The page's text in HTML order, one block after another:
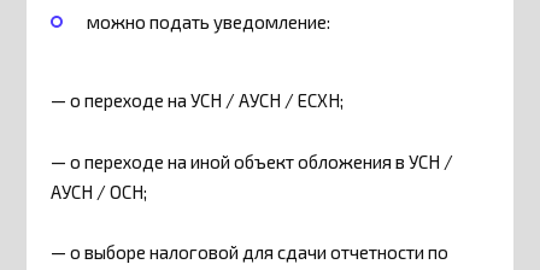
можно подать уведомление:
— о переходе на УСН / АУСН / ЕСХН;
— о переходе на иной объект обложения в УСН /
АУСН / ОСН;
— о выборе налоговой для сдачи отчетности по